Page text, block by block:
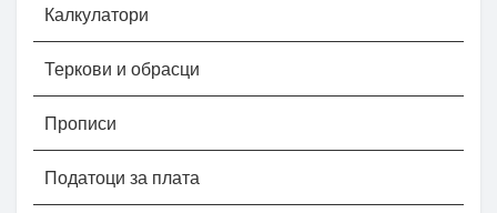
Калкулатори
Теркови и обрасци
Прописи
Податоци за плата